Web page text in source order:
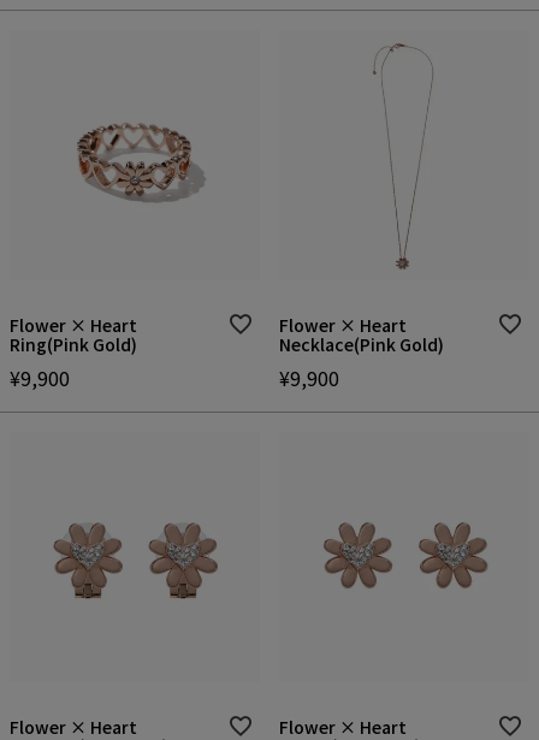
Flower × Heart
Ring(Pink Gold)
¥9,900
Flower × Heart
Necklace(Pink Gold)
¥9,900
Flower × Heart
Flower × Heart